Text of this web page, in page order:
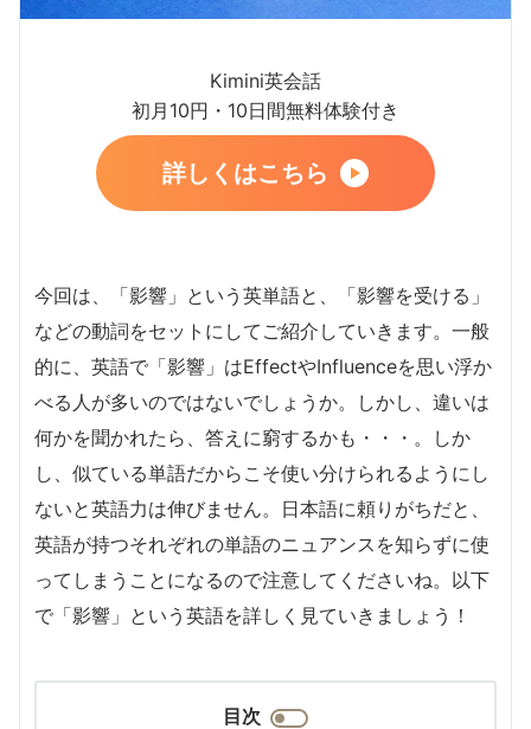
Kimini英会話
初月10円・10日間無料体験付き
詳しくはこちら
今回は、「影響」という英単語と、「影響を受ける」
などの動詞をセットにしてご紹介していきます。一般
的に、英語で「影響」はEffectやInfluenceを思い浮か
べる人が多いのではないでしょうか。しかし、違いは
何かを聞かれたら、答えに窮するかも・・・。しか
し、似ている単語だからこそ使い分けられるようにし
ないと英語力は伸びません。日本語に頼りがちだと、
英語が持つそれぞれの単語のニュアンスを知らずに使
ってしまうことになるので注意してくださいね。以下
で「影響」という英語を詳しく見ていきましょう！
目次